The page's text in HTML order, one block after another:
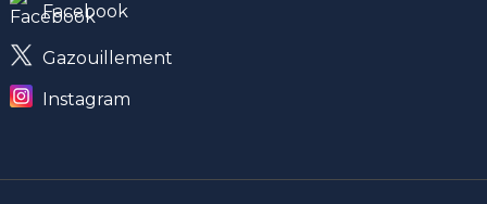
Facebook
Gazouillement
Instagram